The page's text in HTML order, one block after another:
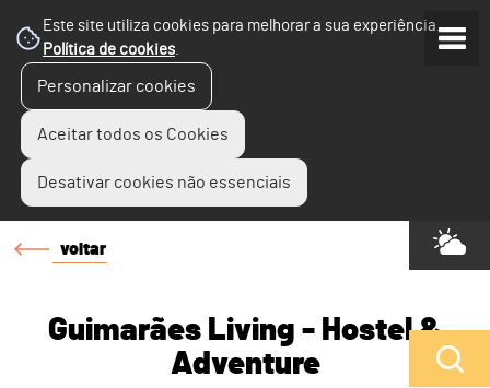
Este site utiliza cookies para melhorar a sua experiência.
Política de cookies.
Personalizar cookies
Aceitar todos os Cookies
Desativar cookies não essenciais
voltar
Guimarães Living - Hostel &
Adventure